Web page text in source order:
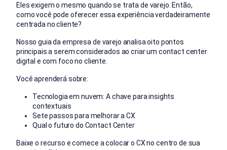
Eles exigem o mesmo quando se trata de varejo. Então,
como você pode oferecer essa experiência verdadeiramente
centrada no cliente?
Nosso guia da empresa de varejo analisa oito pontos
principais a serem considerados ao criar um contact center
digital e com foco no cliente.
Você aprenderá sobre:
Tecnologia em nuvem: A chave para insights
contextuais
Sete passos para melhorar a CX
Qual o futuro do Contact Center
Baixe o recurso e comece a colocar o CX no centro de sua